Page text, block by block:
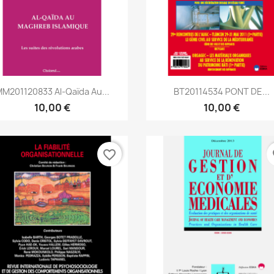
Aperçu rapide
Al-Qaïda Au...
10,00 €
Aperçu rapide
BT20114534 PONT DE...
10,00 €
favorite_border